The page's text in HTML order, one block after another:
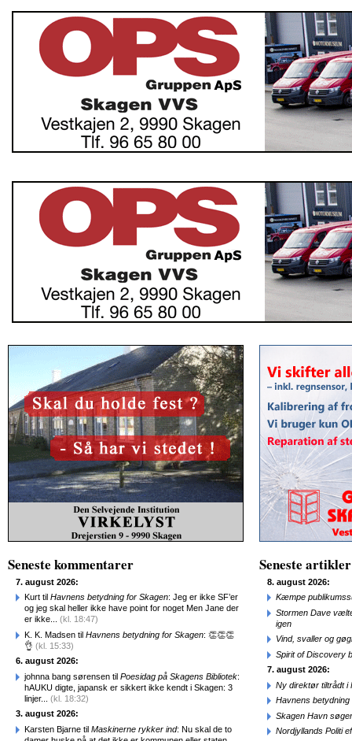
Seneste kommentarer
7. august 2026:
Kurt til Havnens betydning for Skagen: Jeg er ikke SF’er
og jeg skal heller ikke have point for noget Men Jane der
er ikke... (kl. 18:47)
K. K. Madsen til Havnens betydning for Skagen: 👏👏👏
👌 (kl. 15:33)
6. august 2026:
johnna bang sørensen til Poesidag på Skagens Bibliotek:
hAUKU digte, japansk er sikkert ikke kendt i Skagen: 3
linjer... (kl. 18:32)
3. august 2026:
Karsten Bjarne til Maskinerne rykker ind: Nu skal de to
Seneste artikler
8. august 2026:
Kæmpe
Stormen Dave
igen
Vind, svaller og
Spirit of Discovery
7. august 2026:
Ny direktør tiltrådt i
Havnens betydning
Skagen Havn
Nordjyllands Politi